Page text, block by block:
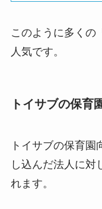
このように多くの
人気です。
トイサブの保育
トイサブの保育園
し込んだ法人に対
れます。